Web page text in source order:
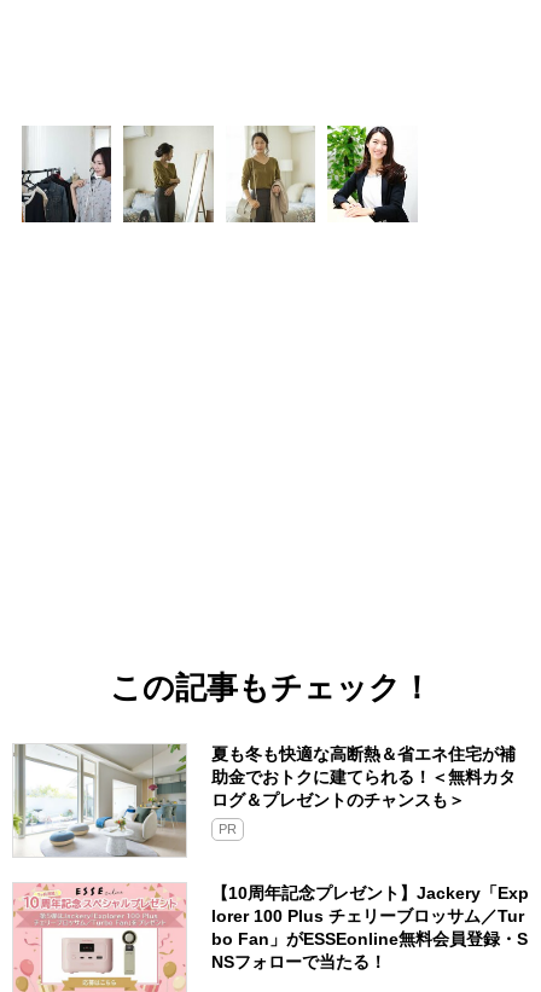
この記事もチェック！
夏も冬も快適な高断熱＆省エネ住宅が補
助金でおトクに建てられる！＜無料カタ
ログ＆プレゼントのチャンスも＞
PR
【10周年記念プレゼント】Jackery「Exp
lorer 100 Plus チェリーブロッサム／Tur
bo Fan」がESSEonline無料会員登録・S
NSフォローで当たる！